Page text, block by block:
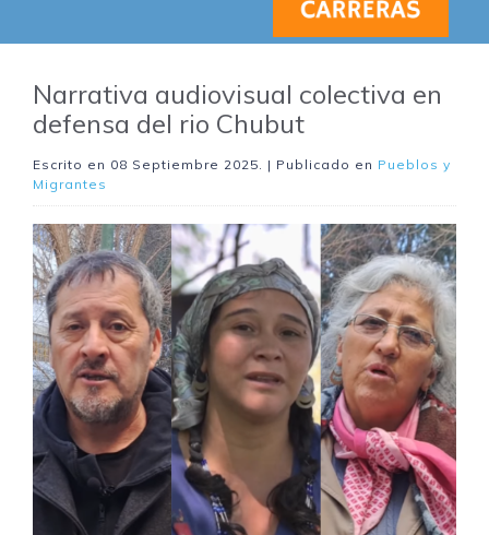
Narrativa audiovisual colectiva en
defensa del rio Chubut
Escrito en 08 Septiembre 2025. | Publicado en Pueblos y
Migrantes